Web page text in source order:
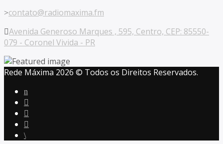
contato@radiomaxima.fm
Avenida Generoso Marques , 595, Centro, CEP: 85550-
079 - Coronel Vivida - PR
Rede Máxima 2026 © Todos os Direitos Reservados.